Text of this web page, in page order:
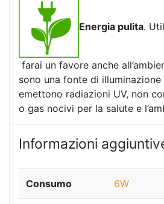
Energia pulita.
farai un favore anche
sono una fonte di
emettono radiazioni UV, non
o gas nocivi per la salute e
Informazioni
Consumo 6W